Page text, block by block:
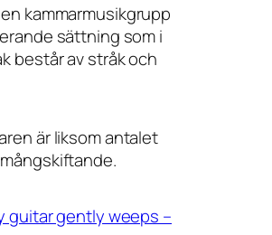
kammarmusikgrupp
sättning som i
består av stråk och
är liksom antalet
guitar gently weeps –